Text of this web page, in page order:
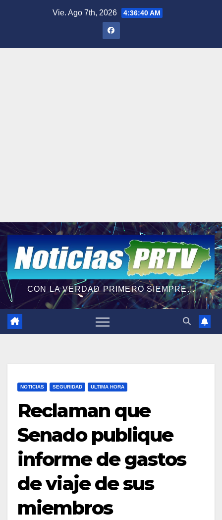
Vie. Ago 7th, 2026 4:36:41 AM
CON LA VERDAD PRIMERO SIEMPRE...
NOTICIAS SEGURIDAD ULTIMA HORA
Reclaman que
Senado publique
informe de gastos
de viaje de sus
miembros